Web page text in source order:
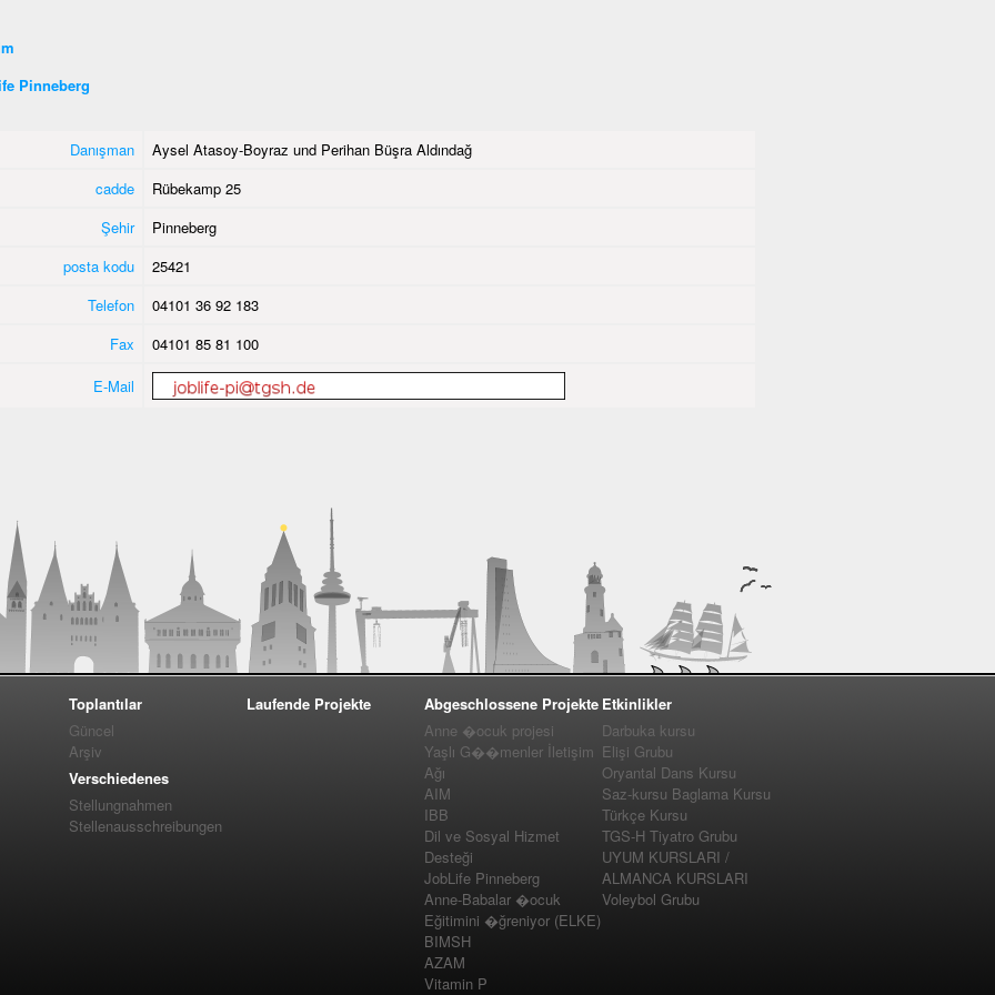
Pinneberg
Danışman
Aysel Atasoy-Boyraz und Perihan Büşra Aldındağ
cadde
Rübekamp 25
Şehir
Pinneberg
posta kodu
25421
Telefon
04101 36 92 183
Fax
04101 85 81 100
E-Mail
Toplantılar
Güncel
Arşiv
Verschiedenes
Stellungnahmen
Stellenausschreibungen
Laufende Projekte
Abgeschlossene Projekte
Anne �ocuk projesi
Yaşlı G��menler İletişim
Ağı
AIM
IBB
Dil ve Sosyal Hizmet
Desteği
JobLife Pinneberg
Anne-Babalar �ocuk
Eğitimini �ğreniyor (ELKE)
BIMSH
AZAM
Vitamin P
Etkinlikler
Darbuka kursu
Elişi Grubu
Oryantal Dans Kursu
Saz-kursu Baglama Kursu
Türkçe Kursu
TGS-H Tiyatro Grubu
UYUM KURSLARI /
ALMANCA KURSLARI
Voleybol Grubu